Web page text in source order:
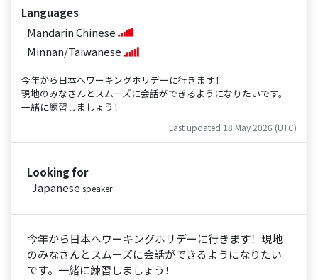
Languages
Mandarin Chinese
Minnan/Taiwanese
今年から日本へワーキングホリデーに行きます！
現地のみなさんとスムーズに会話ができるようになりたいです。
一緒に練習しましょう！
Last updated 18 May 2026 (UTC)
Looking for
Japanese speaker
今年から日本へワーキングホリデーに行きます！現地
のみなさんとスムーズに会話ができるようになりたい
です。一緒に練習しましょう！